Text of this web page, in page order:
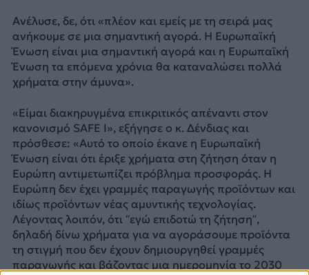
Ανέλυσε, δε, ότι «πλέον και εμείς με τη σειρά μας
ανήκουμε σε μια σημαντική αγορά. Η Ευρωπαϊκή
Ένωση είναι μια σημαντική αγορά και η Ευρωπαϊκή
Ένωση τα επόμενα χρόνια θα καταναλώσει πολλά
χρήματα στην άμυνα».
«Είμαι διακηρυγμένα επικριτικός απέναντι στον
κανονισμό SAFE Ι», εξήγησε ο κ. Δένδιας και
πρόσθεσε: «Αυτό το οποίο έκανε η Ευρωπαϊκή
Ένωση είναι ότι έριξε χρήματα στη ζήτηση όταν η
Ευρώπη αντιμετωπίζει πρόβλημα προσφοράς. Η
Ευρώπη δεν έχει γραμμές παραγωγής προϊόντων και
ιδίως προϊόντων νέας αμυντικής τεχνολογίας.
Λέγοντας λοιπόν, ότι “εγώ επιδοτώ τη ζήτηση”,
δηλαδή δίνω χρήματα για να αγοράσουμε προϊόντα
τη στιγμή που δεν έχουν δημιουργηθεί γραμμές
παραγωγής και βάζοντας μια ημερομηνία το 2030